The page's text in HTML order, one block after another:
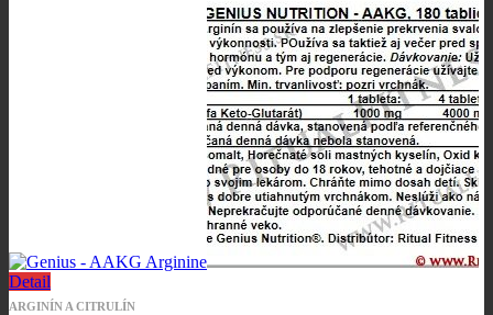
Detail
ARGINÍN A CITRULÍN